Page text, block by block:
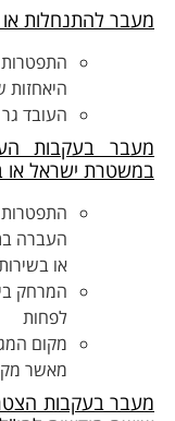
להתנחלות או
התפטרות
היאחזות
העובד גר באותו
בעקבות
ישראל או
התפטרות
העברה
או בשירות
לפחות
מקום
מאשר מקום
בעקבות